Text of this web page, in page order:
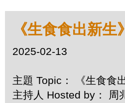
《生食食出新
2025-02-13
主題 Topic： 《生食食
主持人 Hosted by： 周